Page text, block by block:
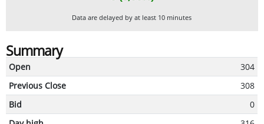
Data are delayed by at least 10 minutes
Summary
Open
304
Previous Close
308
Bid
0